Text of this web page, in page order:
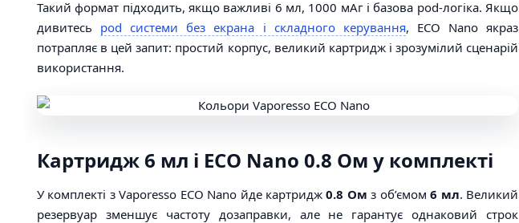
Такий формат підходить, якщо важливі 6 мл, 1000 мАг і базова pod-логіка. Якщо
дивитесь pod системи без екрана і складного керування, ECO Nano якраз
потрапляє в цей запит: простий корпус, великий картридж і зрозумілий сценарій
використання.
Картридж 6 мл і ECO Nano 0.8 Ом у комплекті
У комплекті з Vaporesso ECO Nano йде картридж0.8 Ом з об’ємом6 мл. Великий
резервуар зменшує частоту дозаправки, але не гарантує однаковий строк